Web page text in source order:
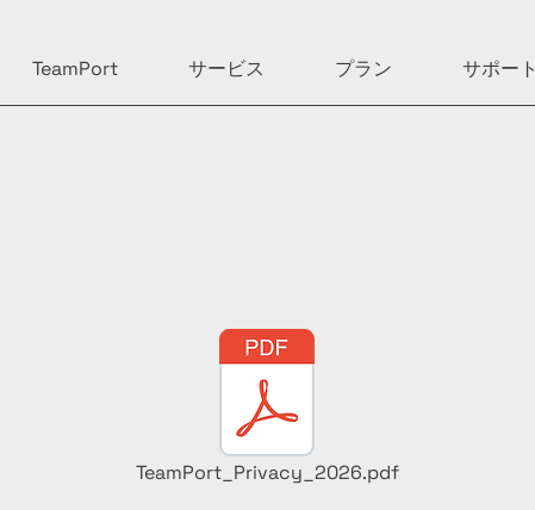
TeamPort サービス プラン サポート
TeamPort_Privacy_2026.pdf